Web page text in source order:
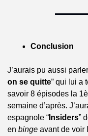
Conclusion
J’aurais pu aussi
on se quitte” qui lui a
savoir 8 épisodes la
semaine d’après.
espagnole “ Insiders”
en binge avant de voir